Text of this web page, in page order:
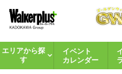
エリアから探
す
イベント
カレンダー